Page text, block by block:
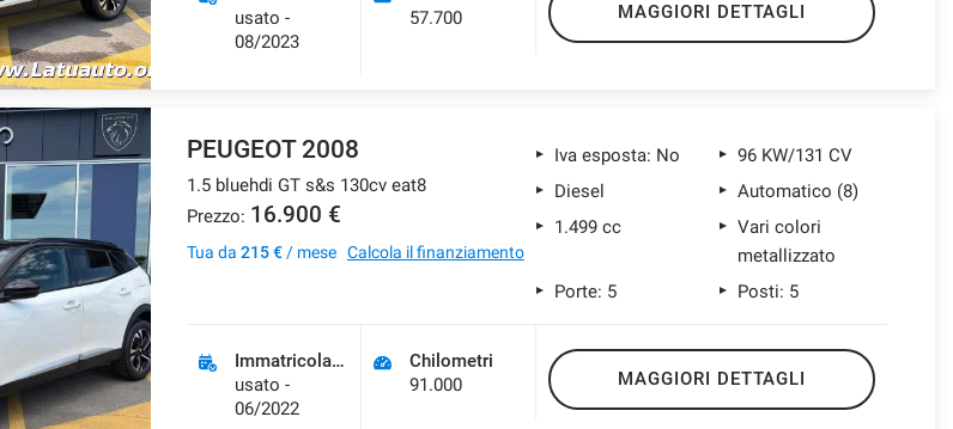
usato -
08/2023
57.700
MAGGIORI DETTAGLI
PEUGEOT 2008
1.5 bluehdi GT s&s 130cv eat8
Prezzo: 16.900 €
Tua da 215 €/ mese Calcola il finanziamento
Iva esposta: No
96 KW/131 CV
Diesel
Automatico (8)
1.499 cc
Vari colori
metallizzato
Porte: 5
Posti: 5
Immatricolazione
usato -
06/2022
Chilometri
91.000
MAGGIORI DETTAGLI